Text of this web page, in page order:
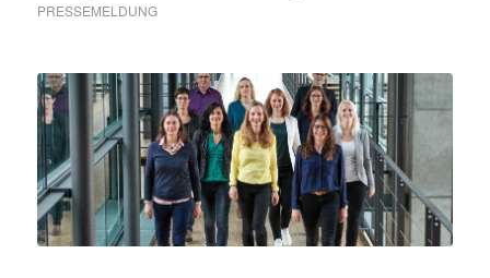
PRESSEMELDUNG